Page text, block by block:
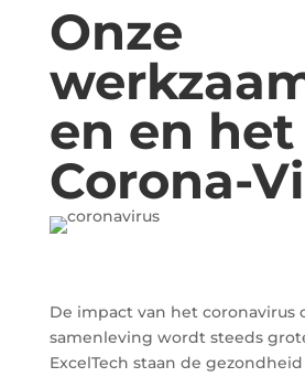
Onze
en en het
Corona-
De impact van het coronavirus
samenleving wordt steeds
ExcelTech staan de